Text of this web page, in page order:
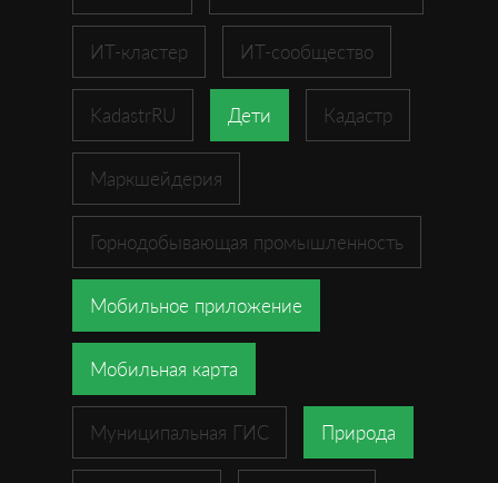
ИТ-кластер ИТ-сообщество
KadastrRU Дети Кадастр
Маркшейдерия
Горнодобывающая промышленность
Мобильное приложение
Мобильная карта
Муниципальная ГИС Природа